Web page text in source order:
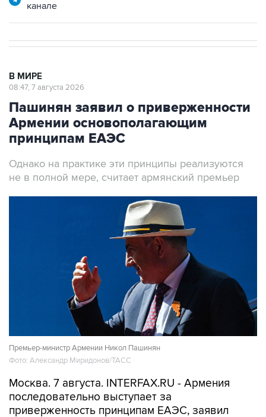
Пашинян заявил о приверженности
Армении основополагающим
принципам ЕАЭС
Однако на практике эти принципы реализуются
Премьер-министр Армении Никол Пашинян
Фото: Александр Миридонов/ТАСС
Москва. 7 августа. INTERFAX.RU - Армения
приверженность принципам ЕАЭС, заявил
премьер-министр республики Никол Пашинян.